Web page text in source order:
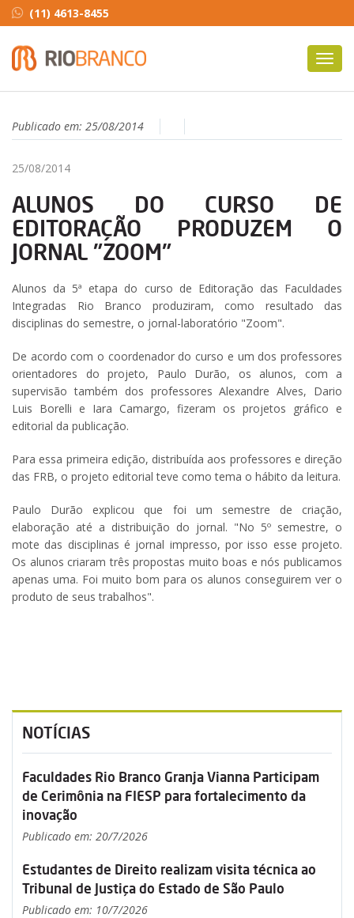
(11) 4613-8455
Publicado em: 25/08/2014
25/08/2014
ALUNOS DO CURSO DE
EDITORAÇÃO PRODUZEM O
JORNAL "ZOOM"
Alunos da 5ª etapa do curso de Editoração das Faculdades
Integradas Rio Branco produziram, como resultado das
disciplinas do semestre, o jornal-laboratório "Zoom".
De acordo com o coordenador do curso e um dos professores
orientadores do projeto, Paulo Durão, os alunos, com a
supervisão também dos professores Alexandre Alves, Dario
Luis Borelli e Iara Camargo, fizeram os projetos gráfico e
editorial da publicação.
Para essa primeira edição, distribuída aos professores e direção
das FRB, o projeto editorial teve como tema o hábito da leitura.
Paulo Durão explicou que foi um semestre de criação,
elaboração até a distribuição do jornal. "No 5º semestre, o
mote das disciplinas é jornal impresso, por isso esse projeto.
Os alunos criaram três propostas muito boas e nós publicamos
apenas uma. Foi muito bom para os alunos conseguirem ver o
produto de seus trabalhos".
NOTÍCIAS
Faculdades Rio Branco Granja Vianna Participam
de Cerimônia na FIESP para fortalecimento da
inovação
Publicado em: 20/7/2026
Estudantes de Direito realizam visita técnica ao
Tribunal de Justiça do Estado de São Paulo
Publicado em: 10/7/2026